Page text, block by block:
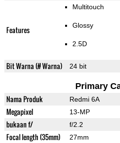
Features
Multitouch
Glossy
2.5D
Bit Warna (# Warna) 24 bit
Primary
Nama Produk Redmi 6A
Megapixel 13-MP
bukaan f/ f/2.2
Focal length (35mm) 27mm